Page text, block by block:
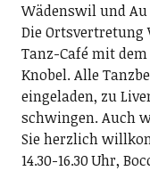
Wädenswil und Au
Die
Tanz-Café mit
Knobel. Alle
eingeladen, zu
schwingen. Auch
Sie herzlich
14.30-16.30 Uhr,